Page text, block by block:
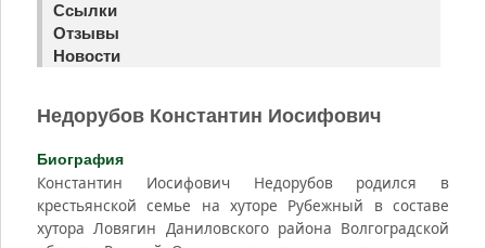
Ссылки
Отзывы
Новости
Недорубов Константин Иосифович
Биография
Константин Иосифович Недорубов родился в
крестьянской семье на хуторе Рубежный в составе
хутора Ловягин Даниловского района Волгоградской